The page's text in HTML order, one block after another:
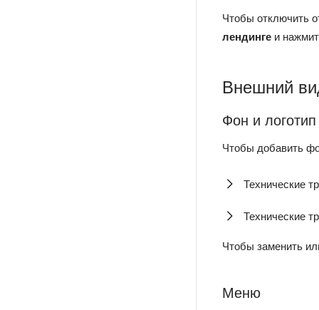
Чтобы отключить
лендинге и
Внешний
Фон и логотип
Чтобы добавить
Технические
Технические
Чтобы заменить
Меню